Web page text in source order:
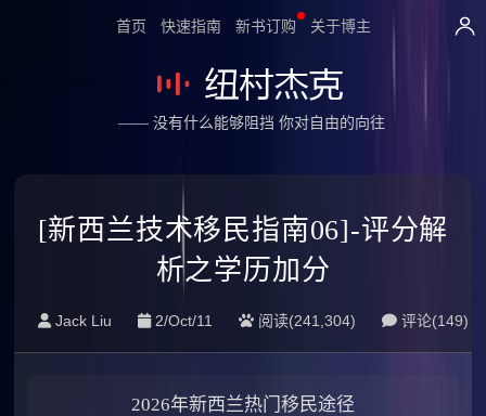
首页 快速指南 新书订购 关于博主
—— 没有什么能够阻挡 你对自由的向往
[新西兰技术移民指南06]-评分解
析之学历加分
Jack Liu 2/Oct/11 阅读(241,304) 评论(149)
2026年新西兰热门移民途径